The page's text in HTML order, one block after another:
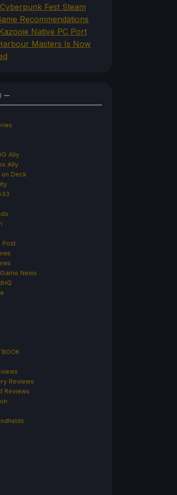
Fest Steam
Recommendations
Native PC Port
Masters Is Now
ー
Ally
Ally
Deck
Post
News
Reviews
Reviews